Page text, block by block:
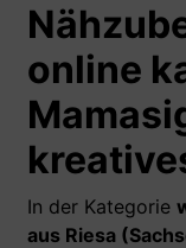
online
In der Kategorie
aus Riesa